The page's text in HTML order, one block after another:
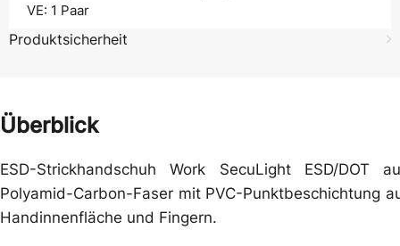
VE: 1 Paar
Produktsicherheit
Überblick
ESD-Strickhandschuh Work SecuLight ESD/DOT
Polyamid-Carbon-Faser mit PVC-Punktbeschichtung
Handinnenfläche und Fingern.